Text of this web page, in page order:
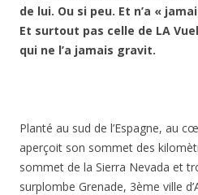
de lui. Ou si peu. Et n’a «
Et surtout pas celle de LA
qui ne l’a jamais gravit.
Planté au sud de l’Espagne, au
aperçoit son sommet des
sommet de la Sierra Nevada et
surplombe Grenade, 3ème ville